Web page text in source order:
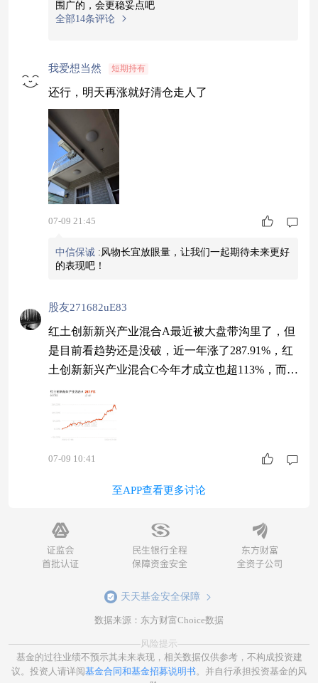
围广的，会更稳妥点吧
全部14条评论
我爱想当然 短期持有
还行，明天再涨就好清仓走人了
07-09 21:45
中信保诚 : 风物长宜放眼量，让我们一起期待未来更好
的表现吧！
股友271682uE83
红土创新新兴产业混合A最近被大盘带沟里了，但
是目前看趋势还是没破，近一年涨了287.91%，红
土创新新兴产业混合C今年才成立也超113%，而且
韬定律V2论文又出来了，首次公开麒麟2026实测
数据，路线图都延到2031年了。华为在半导体上越
突破，国产算力产业链就越完整。这基不光有光模
驱动，短期回调也就是获利盘在消化筹码$红土创
新新兴产业混合A$
07-09 10:41
至APP查看更多讨论
天天基金安全保障
数据来源：东方财富Choice数据
风险提示
基金的过往业绩不预示其未来表现，相关数据仅供参考，不构成投资建
议。投资人请详阅基金合同和基金招募说明书。并自行承担投资基金的风